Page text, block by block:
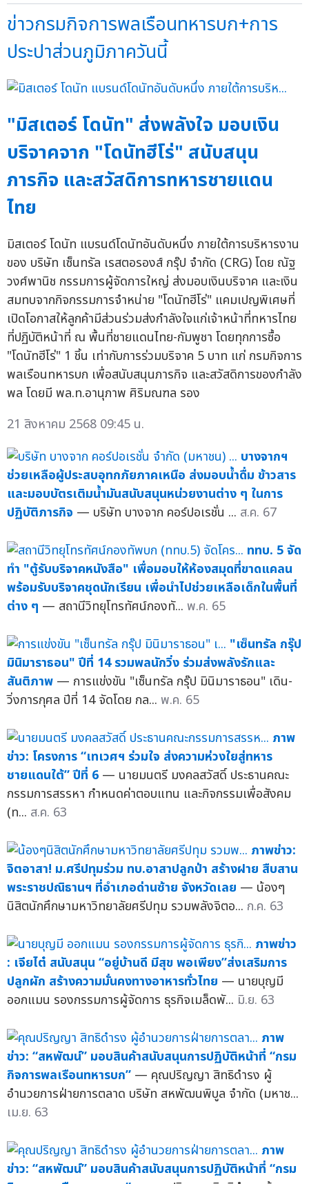
ข่าวกรมกิจการพลเรือนทหารบก+การ
ประปาส่วนภูมิภาควันนี้
"มิสเตอร์ โดนัท" ส่งพลังใจ มอบเงิน
บริจาคจาก "โดนัทฮีโร่" สนับสนุน
ภารกิจ และสวัสดิการทหารชายแดน
ไทย
มิสเตอร์ โดนัท แบรนด์โดนัทอันดับหนึ่ง ภายใต้การบริหารงาน
ของ บริษัท เซ็นทรัล เรสตอรองส์ กรุ๊ป จำกัด (CRG) โดย ณัฐ
วงศ์พานิช กรรมการผู้จัดการใหญ่ ส่งมอบเงินบริจาค และเงิน
สมทบจากกิจกรรมการจำหน่าย "โดนัทฮีโร่" แคมเปญพิเศษที่
เปิดโอกาสให้ลูกค้ามีส่วนร่วมส่งกำลังใจแก่เจ้าหน้าที่ทหารไทย
ที่ปฏิบัติหน้าที่ ณ พื้นที่ชายแดนไทย-กัมพูชา โดยทุกการซื้อ
"โดนัทฮีโร่" 1 ชิ้น เท่ากับการร่วมบริจาค 5 บาท แก่ กรมกิจการ
พลเรือนทหารบก เพื่อสนับสนุนภารกิจ และสวัสดิการของกำลัง
พล โดยมี พล.ท.อานุภาพ ศิริมณฑล รอง
21 สิงหาคม 2568 09:45 น.
บางจากฯ
ช่วยเหลือผู้ประสบอุทกภัยภาคเหนือ ส่งมอบน้ำดื่ม ข้าวสาร
และมอบบัตรเติมน้ำมันสนับสนุนหน่วยงานต่าง ๆ ในการ
ปฏิบัติภารกิจ — บริษัท บางจาก คอร์ปอเรชั่น ... ส.ค. 67
ททบ. 5 จัด
ทำ "ตู้รับบริจาคหนังสือ" เพื่อมอบให้ห้องสมุดที่ขาดแคลน
พร้อมรับบริจาคชุดนักเรียน เพื่อนำไปช่วยเหลือเด็กในพื้นที่
ต่าง ๆ — สถานีวิทยุโทรทัศน์กองทั... พ.ค. 65
"เซ็นทรัล กรุ๊ป
มินิมาราธอน" ปีที่ 14 รวมพลนักวิ่ง ร่วมส่งพลังรักและ
สันติภาพ — การแข่งขัน "เซ็นทรัล กรุ๊ป มินิมาราธอน" เดิน-
วิ่งการกุศล ปีที่ 14 จัดโดย กล... พ.ค. 65
ภาพ
ข่าว: โครงการ “เทเวศฯ ร่วมใจ ส่งความห่วงใยสู่ทหาร
ชายแดนใต้” ปีที่ 6 — นายมนตรี มงคลสวัสดิ์ ประธานคณะ
กรรมการสรรหา กำหนดค่าตอบแทน และกิจกรรมเพื่อสังคม
(ท... ส.ค. 63
ภาพข่าว:
จิตอาสา! ม.ศรีปทุมร่วม ทบ.อาสาปลูกป่า สร้างฝาย สืบสาน
พระราชปณิธานฯ ที่อำเภอด่านซ้าย จังหวัดเลย — น้องๆ
นิสิตนักศึกษามหาวิทยาลัยศรีปทุม รวมพลังจิตอ... ก.ค. 63
ภาพข่าว
: เจียไต๋ สนับสนุน “อยู่บ้านดี มีสุข พอเพียง”ส่งเสริมการ
ปลูกผัก สร้างความมั่นคงทางอาหารทั่วไทย — นายบุญมี
ออกแมน รองกรรมการผู้จัดการ ธุรกิจเมล็ดพั... มิ.ย. 63
ภาพ
ข่าว: “สหพัฒน์” มอบสินค้าสนับสนุนการปฏิบัติหน้าที่ “กรม
กิจการพลเรือนทหารบก” — คุณปริญญา สิทธิดำรง ผู้
อำนวยการฝ่ายการตลาด บริษัท สหพัฒนพิบูล จำกัด (มหาช...
เม.ย. 63
ภาพ
ข่าว: “สหพัฒน์” มอบสินค้าสนับสนุนการปฏิบัติหน้าที่ “กรม